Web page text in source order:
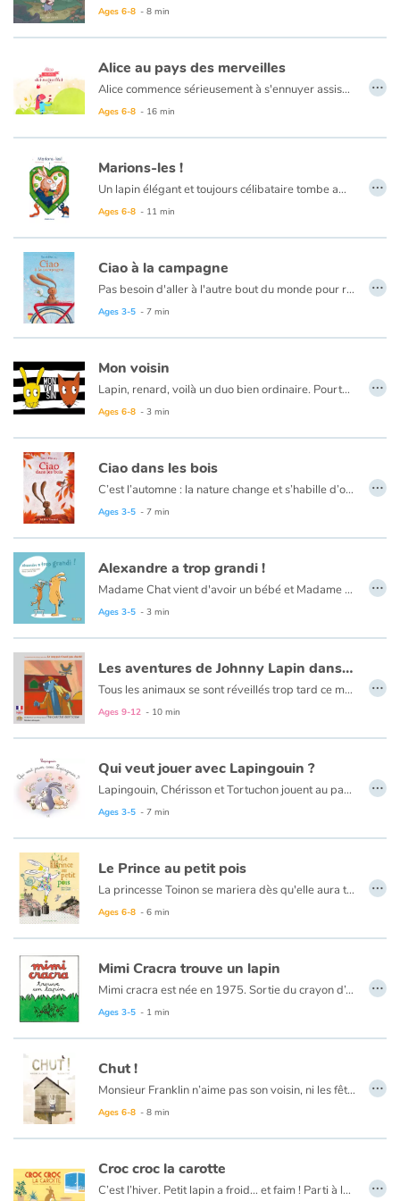
Catalogue anglais
Contraste +
Help
Home
Family
Schools
Libraries
Videos & Tutorials
Blog
Learn french with Storyplay'r
French book lists for children
Reading for children
Activities and workshops
Dyslexia and reading disorders
Ages 6-8 - 8 min
Alice au pays des merveilles
Alice commence sérieusement à s'ennuyer assise auprès de sa soeur. Soudain un lapin blanc vêtu d'une redingote et tenant dans sa patte une montre à gousset passe près d'elle. Poussée par la curiosité, Alice le poursuit jusque dans son terrier où elle fait une chute vertigineuse pour finalement atterrir au Pays des Merveilles où elle fera de formidables rencontres et développera des amitiés surprenantes.
Ages 6-8 - 16 min
…
Marions-les !
Un lapin élégant et toujours célibataire tombe amoureux d’une carotte. Mais, cette dernière est naturellement effrayée à l’idée qu’il la mange. Par amour, le lapin se fait donc retirer ses grandes dents; ce geste fait fondre le cœur de la carotte qui accepte de l’épouser. Leur bonheur sera de courte durée, car le renard s’en mêle…
Ages 6-8 - 11 min
…
Ciao à la campagne
Pas besoin d'aller à l'autre bout du monde pour réaliser un voyage extraordinaire ! Ciao part à la découverte de la campagne et de ses trésors cachés. Il ne va pas tarder à se faire de nouveaux amis !
Ages 3-5 - 7 min
…
Mon voisin
Lapin, renard, voilà un duo bien ordinaire. Pourtant un voisin découvert par hasard va faire vaciller les certitudes, questionner les apparences. Le terrier reste à creuser...
Ages 6-8 - 3 min
…
Ciao dans les bois
C’est l’automne : la nature change et s’habille d’or et de roux. Mais que fait Ciao dans les bois ? Il s’est complètement perdu…
Ages 3-5 - 7 min
…
Alexandre a trop grandi !
Madame Chat vient d'avoir un bébé et Madame Lapin est en admiration devant ce tout-petit qu'elle trouve tellement mignon ! Alexandre observe sa maman prendre le bébé dans ses bras et il en éprouve beaucoup de peine...
Ages 3-5 - 3 min
…
Les aventures de Johnny Lapin dans Le coq qui n'avait pas chanté
Tous les animaux se sont réveillés trop tard ce matin à la ferme. Alphonse le coq n'a pas chanté. Il a disparu. Johnny, le lapin détective, se charge de mener l'enquête pour résoudre cette étrange énigme.
Ages 9-12 - 10 min
…
Qui veut jouer avec Lapingouin ?
Lapingouin, Chérisson et Tortuchon jouent au parc. Comme d’habitude, ils se taquinent, se disputent et se réconcilient. Être copaingouins, c’est pas facile, mais c’est trop bien !
Ages 3-5 - 7 min
…
Le Prince au petit pois
La princesse Toinon se mariera dès qu'elle aura trouvé le prince au petit... Le prince au petit quoi ? Au petit poids ? Au petit pouah ? Au petit pois ?
Ages 6-8 - 6 min
…
Mimi Cracra trouve un lapin
Mimi cracra est née en 1975. Sortie du crayon d’Agnès Rosenstiehl pour le magazine “Pomme d’api”, cette petite fille aux joues roses et cheveux bruns à laquelle il est facile de s’identifier nous entraîne avec humour dans ses aventures quotidiennes.
Ages 3-5 - 1 min
…
Chut !
Monsieur Franklin n’aime pas son voisin, ni les fêtes trop bruyantes, ni cet oiseau qui roucoule sur son toit. Monsieur Franklin n’aime rien tant que le silence. Mais il a beau crier : « CHUT ! CHUT ! », rien n’y fait. Pire, plus il crie plus l’oiseau grossit et pèse sur sa vie… et sur sa maison. Jusqu’à cette nuit où « Crac ! », celle-ci s’écroule ! N’écoutant que son cœur, le voisin de Monsieur Franklin lui vient en aide…
Ages 6-8 - 8 min
…
Croc croc la carotte
C’est l’hiver. Petit lapin a froid… et faim ! Parti à la recherche de nourriture, il trouve deux carottes sous la neige. Quel bonheur ! Mais c’est une de trop. Elle sera pour son ami Petit singe qui doit avoir froid… et faim. Toc ! Toc ! Comme Petit singe n’est pas chez lui, Petit lapin dépose la carotte sur la table. En fait, Petit singe vient de trouver trois cacahuètes et les a mangées. Rentrant chez lui, il découvre la carotte. « Sans doute le cadeau d’un ami ! ».
…